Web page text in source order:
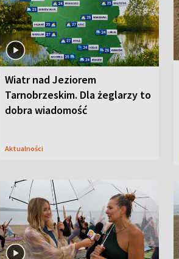
Wiatr nad Jeziorem
Tarnobrzeskim. Dla żeglarzy to
dobra wiadomość
Aktualności